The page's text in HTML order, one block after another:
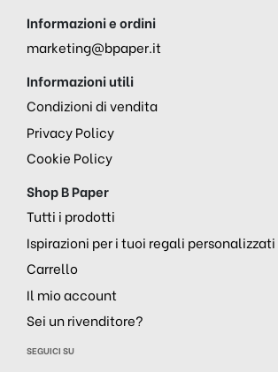
Informazioni e ordini
marketing@bpaper.it
Informazioni utili
Condizioni di vendita
Privacy Policy
Cookie Policy
Shop B Paper
Tutti i prodotti
Ispirazioni per i tuoi regali personalizzati
Carrello
Il mio account
Sei un rivenditore?
SEGUICI SU